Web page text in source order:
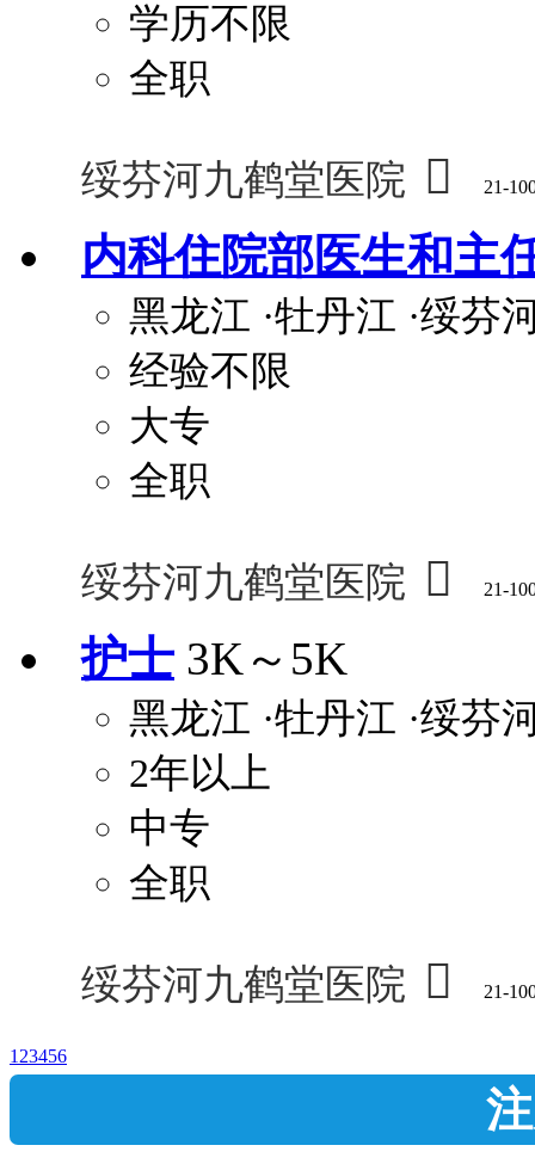
学历不限
全职
绥芬河九鹤堂医院  21-
内科住院部医生和主
黑龙江 ·牡丹江 ·绥芬
经验不限
大专
全职
绥芬河九鹤堂医院  21-
护士 3K～5K
黑龙江 ·牡丹江 ·绥芬
2年以上
中专
全职
绥芬河九鹤堂医院  21-
1 23456